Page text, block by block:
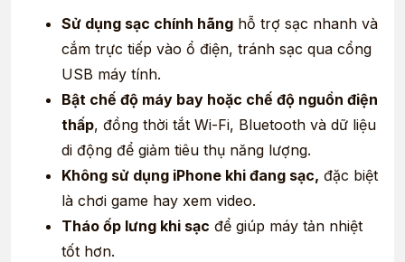
Sử dụng sạc chính hãng hỗ trợ sạc nhanh và
cắm trực tiếp vào ổ điện, tránh sạc qua cổng
USB máy tính.
Bật chế độ máy bay hoặc chế độ nguồn điện
thấp, đồng thời tắt Wi-Fi, Bluetooth và dữ liệu
di động để giảm tiêu thụ năng lượng.
Không sử dụng iPhone khi đang sạc, đặc biệt
là chơi game hay xem video.
Tháo ốp lưng khi sạc để giúp máy tản nhiệt
tốt hơn.